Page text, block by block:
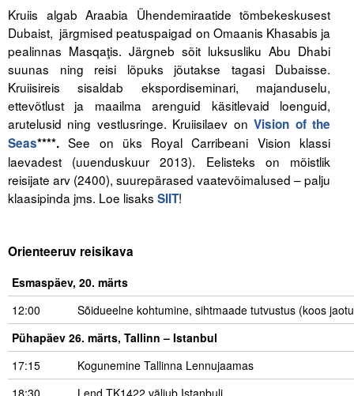
Liitu meililistiga
Oskusteave
Incoterms® 2020
Abimaterjalid
Projektid
Kruiis algab Araabia Ühendemiraatide tõmbekeskusest
Dubaist, järgmised peatuspaigad on Omaanis Khasabis ja
pealinnas Masqaţis. Järgneb sõit luksusliku Abu Dhabi
suunas ning reisi lõpuks jõutakse tagasi Dubaisse.
Kruiisireis sisaldab ekspordiseminari, majanduselu,
ettevõtlust ja maailma arenguid käsitlevaid loenguid,
arutelusid ning vestlusringe. Kruiisilaev onVision of the
Seas****.See on üks Royal Carribeani Vision klassi
laevadest (uuenduskuur 2013). Eelisteks on mõistlik
reisijate arv (2400), suurepärased vaatevõimalused – palju
klaasipinda jms. Loe lisaks SIIT!
Orienteeruv reisikava
Esmaspäev, 20. märts
12:00
Sõidueelne kohtumine, sihtmaade tutvustus (koos
Pühapäev 26. märts, Tallinn – Istanbul
17:15
Kogunemine Tallinna Lennujaamas
18:30
Lend TK1422 väljub Istanbuli